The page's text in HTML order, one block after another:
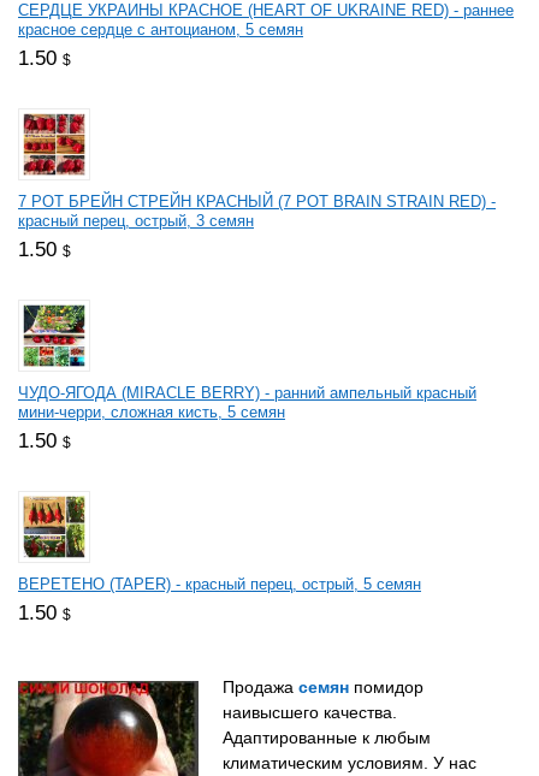
СЕРДЦЕ УКРАИНЫ КРАСНОЕ (HEART OF UKRAINE RED) - раннее
красное сердце с антоцианом, 5 семян
1.50 $
7 РОТ БРЕЙН СТРЕЙН КРАСНЫЙ (7 РОТ BRAIN STRAIN RED) -
красный перец, острый, 3 семян
1.50 $
ЧУДО-ЯГОДА (MIRACLE BERRY) - ранний ампельный красный
мини-черри, сложная кисть, 5 семян
1.50 $
ВЕРЕТЕНО (TAPER) - красный перец, острый, 5 семян
1.50 $
Продажа семян помидор
наивысшего качества.
Адаптированные к любым
климатическим условиям. У нас